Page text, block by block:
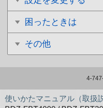
困ったときは
その他
4-
使いかたマニュアル（取扱